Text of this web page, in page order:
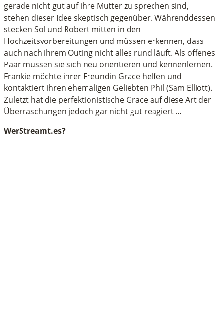
gerade nicht gut auf ihre Mutter zu sprechen sind,
stehen dieser Idee skeptisch gegenüber. Währenddessen
stecken Sol und Robert mitten in den
Hochzeitsvorbereitungen und müssen erkennen, dass
auch nach ihrem Outing nicht alles rund läuft. Als offenes
Paar müssen sie sich neu orientieren und kennenlernen.
Frankie möchte ihrer Freundin Grace helfen und
kontaktiert ihren ehemaligen Geliebten Phil (Sam Elliott).
Zuletzt hat die perfektionistische Grace auf diese Art der
Überraschungen jedoch gar nicht gut reagiert …
WerStreamt.es?